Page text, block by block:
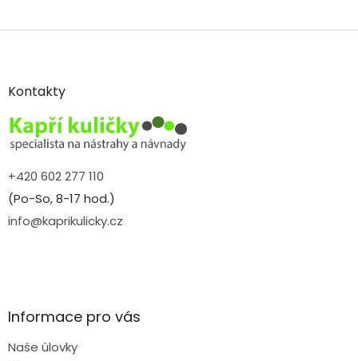
Z
aKontakty
+420 602 277 110
(Po-So, 8-17 hod.)
info@kaprikulicky.cz
Informace pro vás
Naše úlovky